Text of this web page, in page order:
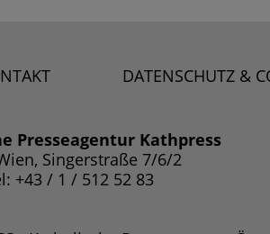
DATENSCHUTZ &
Presseagentur Kathpress
Singerstraße 7/6/2
+43 / 1 / 512 52 83